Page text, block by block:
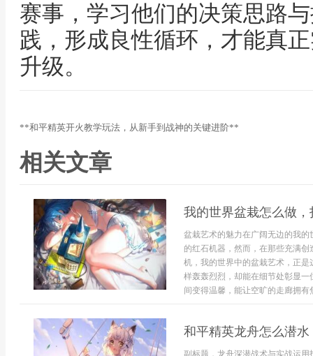
赛事，学习他们的决策思路
践，形成良性循环，才能真
升级。
**和平精英开火教学玩法，从新手到战神的关键进阶**
相关文章
我的世界盆栽怎么做
盆栽艺术的魅力在广阔无边的我
的红石机器，然而，在那些充满
机，我的世界中的盆栽艺术，正
样轰轰烈烈，却能在细节处彰显
间变得温馨，能让空旷的走廊拥
和平精英龙舟怎么潜
副标题，龙舟深潜战术与实战运